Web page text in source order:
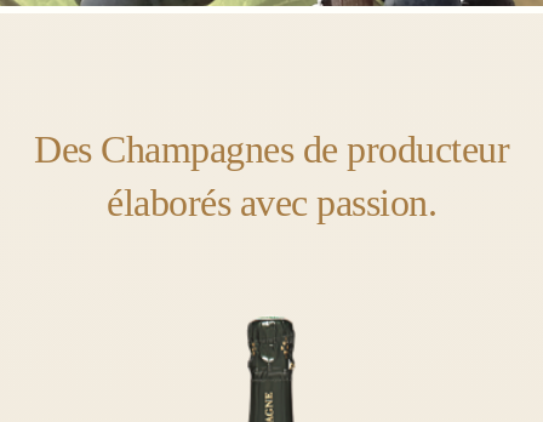
Des Champagnes de producteur
élaborés avec passion.